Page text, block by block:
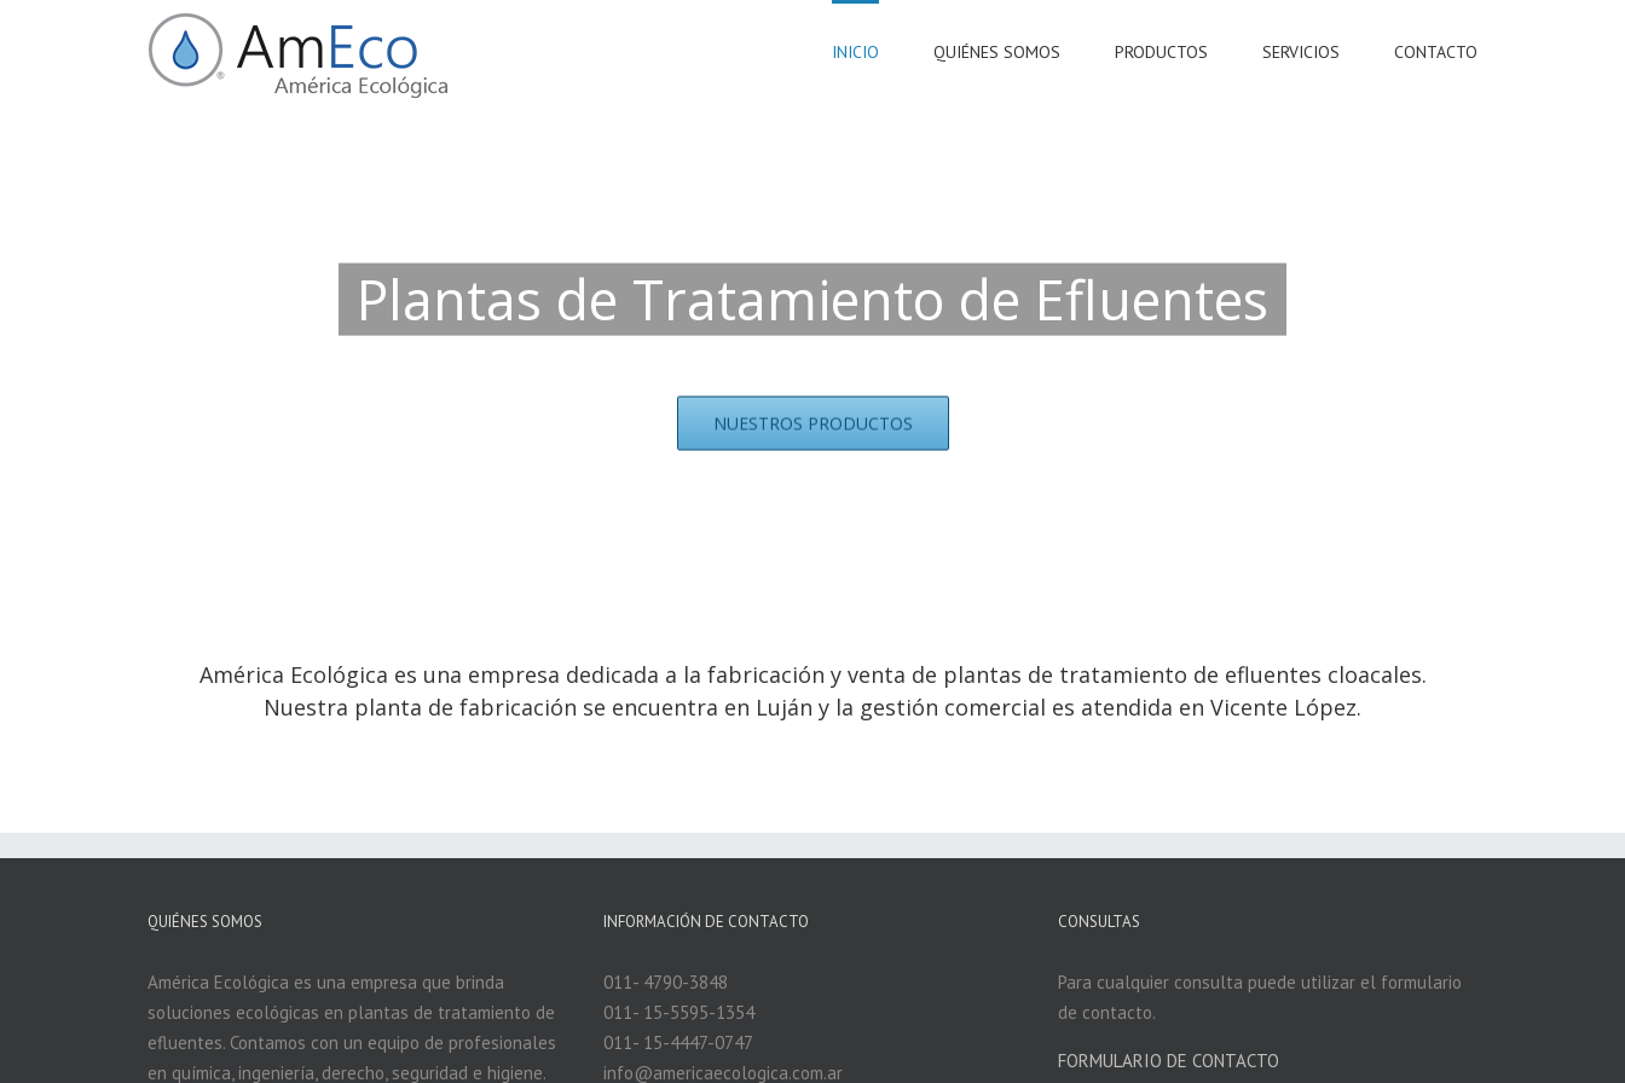
INICIO QUIÉNES SOMOS PRODUCTOS SERVICIOS CONTACTO
Plantas de Tratamiento de Efluentes
NUESTROS PRODUCTOS
América Ecológica es una empresa dedicada a la fabricación y venta de plantas de tratamiento de efluentes cloacales.
Nuestra planta de fabricación se encuentra en Luján y la gestión comercial es atendida en Vicente López.
QUIÉNES SOMOS
América Ecológica es una empresa que brinda
soluciones ecológicas en plantas de tratamiento de
efluentes. Contamos con un equipo de profesionales
en química, ingeniería, derecho, seguridad e higiene.
INFORMACIÓN DE CONTACTO
011- 4790-3848
011- 15-5595-1354
011- 15-4447-0747
info@americaecologica.com.ar
CONSULTAS
Para cualquier consulta puede utilizar el formulario
de contacto.
FORMULARIO DE CONTACTO